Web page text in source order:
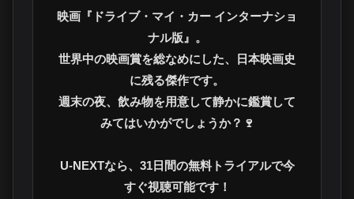
映画『ドライブ・マイ・カー インターナショ
ナル版』。
世界中の映画賞を総なめにした、日本映画史
に残る傑作です。
週末の夜、飲み物を用意して静かに鑑賞して
みてはいかがでしょうか？🍷
U-NEXTなら、31日間の無料トライアルで今
すぐ視聴可能です！